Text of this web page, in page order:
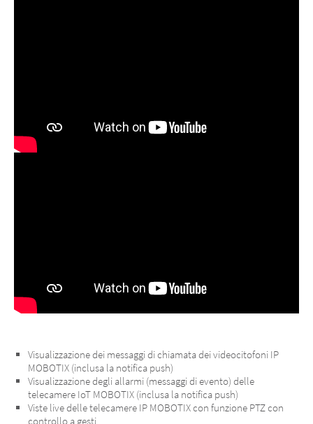
Visualizzazione dei messaggi di chiamata dei videocitofoni IP
MOBOTIX (inclusa la notifica push)
Visualizzazione degli allarmi (messaggi di evento) delle
telecamere IoT MOBOTIX (inclusa la notifica push)
Viste live delle telecamere IP MOBOTIX con funzione PTZ con
controllo a gesti